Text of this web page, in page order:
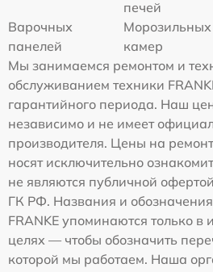
печей
Варочных
панелей
Морозильных
камер
Мы занимаемся ремонтом и
обслуживанием техники
гарантийного периода. Наш
независимо и не имеет
производителя. Цены на
носят исключительно
не являются публичной
ГК РФ. Названия и
FRANKE упоминаются только
целях — чтобы обозначить
которой мы работаем. Наша